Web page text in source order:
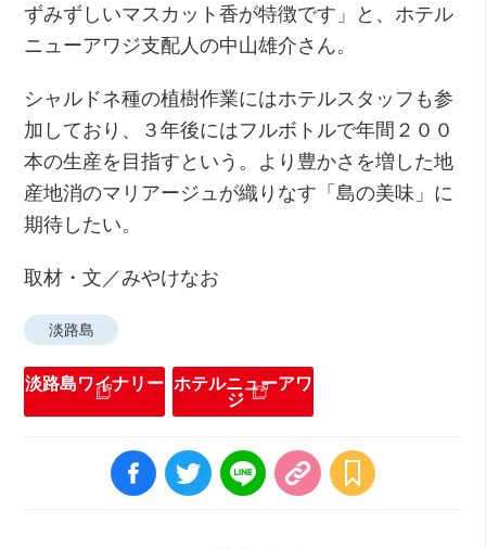
ずみずしいマスカット香が特徴です」と、ホテル
ニューアワジ支配人の中山雄介さん。
シャルドネ種の植樹作業にはホテルスタッフも参
加しており、３年後にはフルボトルで年間２００
本の生産を目指すという。より豊かさを増した地
産地消のマリアージュが織りなす「島の美味」に
期待したい。
取材・文／みやけなお
淡路島
淡路島ワイナリー ホテルニューアワ
ジ